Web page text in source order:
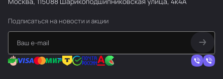
Подписаться на новости и акции